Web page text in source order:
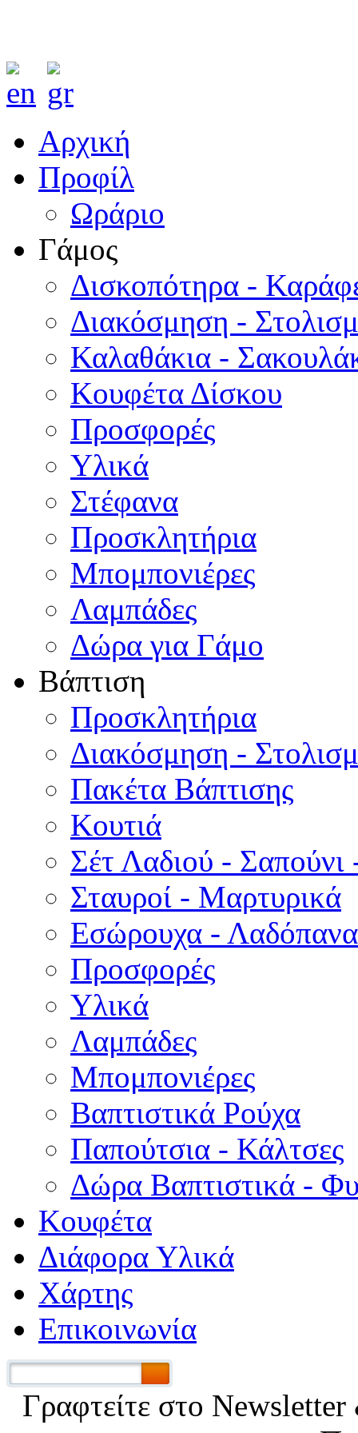
Αρχική
Προφίλ
Ωράριο
Γάμος
Δισκοπότηρα -
Διακόσμηση -
Καλαθάκια -
Κουφέτα Δίσκου
Προσφορές
Υλικά
Στέφανα
Προσκλητήρια
Μπομπονιέρες
Λαμπάδες
Δώρα για Γάμο
Βάπτιση
Προσκλητήρια
Διακόσμηση -
Πακέτα Βάπτισης
Κουτιά
Σέτ Λαδιού - Σαπούνι
Σταυροί - Μαρτυρικά
Εσώρουχα -
Προσφορές
Υλικά
Λαμπάδες
Μπομπονιέρες
Βαπτιστικά Ρούχα
Παπούτσια - Κάλτσες
Δώρα Βαπτιστικά -
Κουφέτα
Διάφορα Υλικά
Χάρτης
Επικοινωνία
Γραφτείτε στο Νewsletter